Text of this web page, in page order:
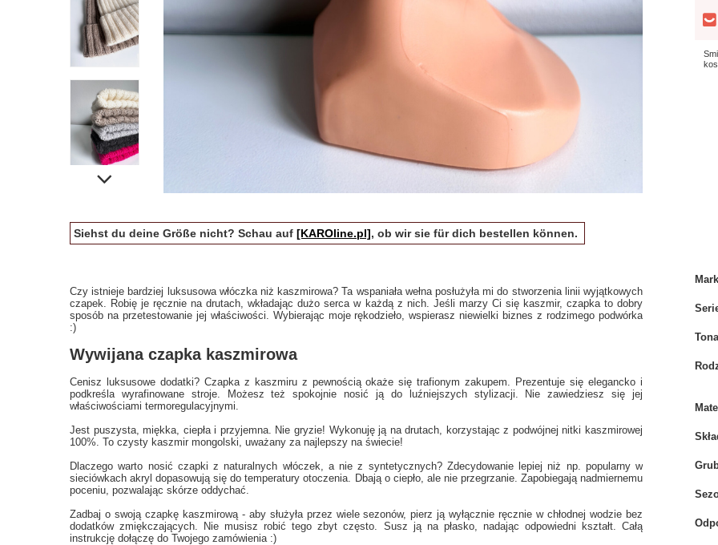
Siehst du deine Größe nicht? Schau auf [KAROline.pl], ob wir sie für dich bestellen können.
Czy istnieje bardziej luksusowa włóczka niż kaszmirowa? Ta wspaniała wełna posłużyła mi do stworzenia linii wyjątkowych
czapek. Robię je ręcznie na drutach, wkładając dużo serca w każdą z nich. Jeśli marzy Ci się kaszmir, czapka to dobry
sposób na przetestowanie jej właściwości. Wybierając moje rękodzieło, wspierasz niewielki biznes z rodzimego podwórka
:)
Wywijana czapka kaszmirowa
Cenisz luksusowe dodatki? Czapka z kaszmiru z pewnością okaże się trafionym zakupem. Prezentuje się elegancko i
podkreśla wyrafinowane stroje. Możesz też spokojnie nosić ją do luźniejszych stylizacji. Nie zawiedziesz się jej
właściwościami termoregulacyjnymi.
Jest puszysta, miękka, ciepła i przyjemna. Nie gryzie! Wykonuję ją na drutach, korzystając z podwójnej nitki kaszmirowej
100%. To czysty kaszmir mongolski, uważany za najlepszy na świecie!
Dlaczego warto nosić czapki z naturalnych włóczek, a nie z syntetycznych? Zdecydowanie lepiej niż np. popularny w
sieciówkach akryl dopasowują się do temperatury otoczenia. Dbają o ciepło, ale nie przegrzanie. Zapobiegają nadmiernemu
poceniu, pozwalając skórze oddychać.
Zadbaj o swoją czapkę kaszmirową - aby służyła przez wiele sezonów, pierz ją wyłącznie ręcznie w chłodnej wodzie bez
dodatków zmiękczających. Nie musisz robić tego zbyt często. Susz ją na płasko, nadając odpowiedni kształt. Całą
instrukcję dołączę do Twojego zamówienia :)